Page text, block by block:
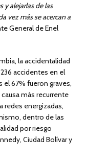
y alejarlas de las
vez más se acercan a
General de Enel
la accidentalidad
accidentes en el
el 67% fueron graves,
más recurrente
redes energizadas,
dentro de las
por riesgo
Ciudad Bolívar y